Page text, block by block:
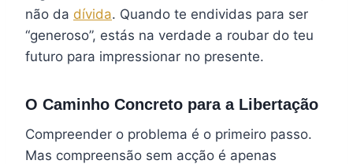
não da dívida. Quando te endividas para ser
“generoso”, estás na verdade a roubar do teu
futuro para impressionar no presente.
O Caminho Concreto para a Libertação
Compreender o problema é o primeiro passo.
Mas compreensão sem acção é apenas